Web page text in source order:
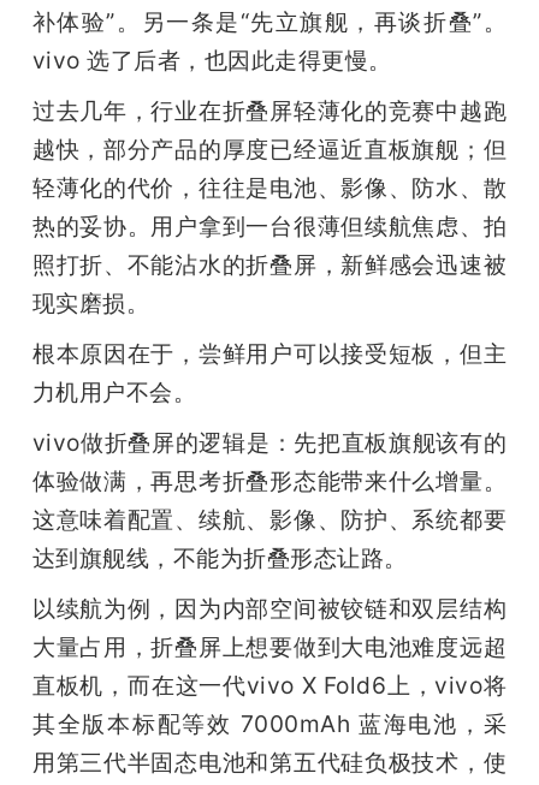
补体验”。另一条是“先立旗舰，再谈折叠”。
vivo 选了后者，也因此走得更慢。
过去几年，行业在折叠屏轻薄化的竞赛中越跑
越快，部分产品的厚度已经逼近直板旗舰；但
轻薄化的代价，往往是电池、影像、防水、散
热的妥协。用户拿到一台很薄但续航焦虑、拍
照打折、不能沾水的折叠屏，新鲜感会迅速被
现实磨损。
根本原因在于，尝鲜用户可以接受短板，但主
力机用户不会。
vivo做折叠屏的逻辑是：先把直板旗舰该有的
体验做满，再思考折叠形态能带来什么增量。
这意味着配置、续航、影像、防护、系统都要
达到旗舰线，不能为折叠形态让路。
以续航为例，因为内部空间被铰链和双层结构
大量占用，折叠屏上想要做到大电池难度远超
直板机，而在这一代vivo X Fold6上，vivo将
其全版本标配等效 7000mAh 蓝海电池，采
用第三代半固态电池和第五代硅负极技术，使